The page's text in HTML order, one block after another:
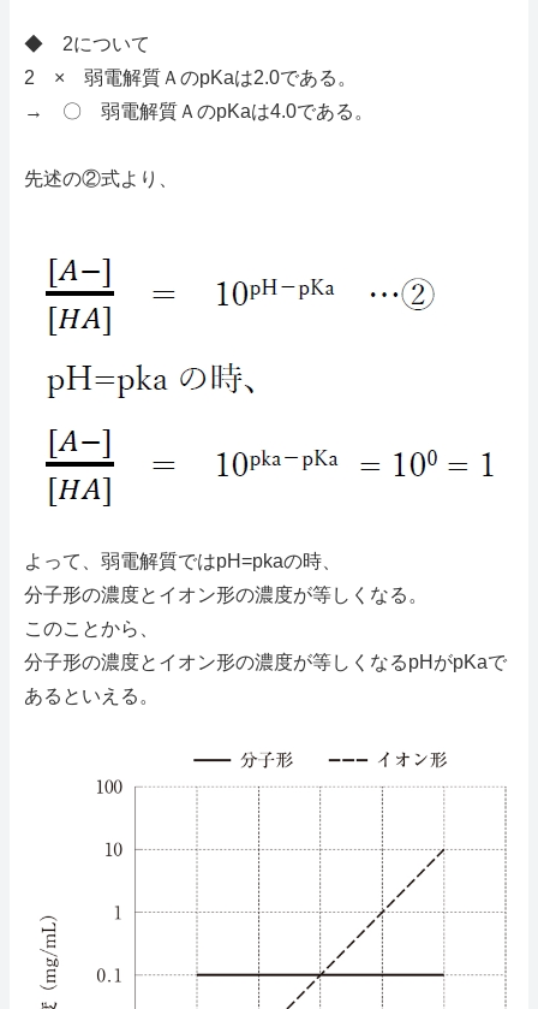
◆ 2について
2 × 弱電解質ＡのpKaは2.0である。
→ 〇 弱電解質ＡのpKaは4.0である。
先述の②式より、
よって、弱電解質ではpH=pkaの時、
分子形の濃度とイオン形の濃度が等しくなる。
このことから、
分子形の濃度とイオン形の濃度が等しくなるpHがpKaで
あるといえる。